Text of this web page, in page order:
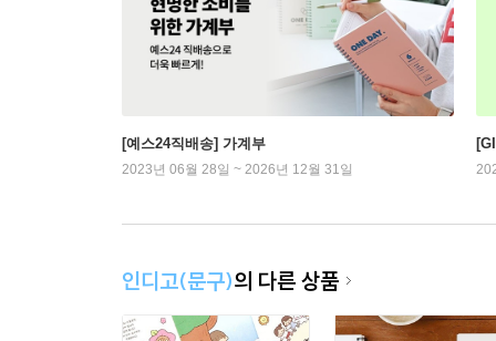
[예스24직배송] 가계부
2023년 06월 28일 ~ 2026년 12월 31일
인디고(문구)의 다른 상품